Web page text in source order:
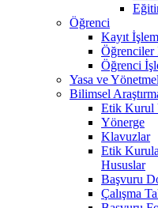
Öğrenci
Kayıt
Öğrenciler
Öğrenci
Yasa ve
Bilimsel
Etik Kurul
Yönerge
Klavuzlar
Etik
Hususlar
Başvuru
Çalışma